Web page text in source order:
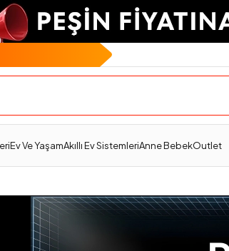
Ev Ve YaşamAkıllı Ev SistemleriAnne BebekOutlet